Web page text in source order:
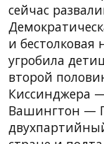
сейчас
и бестолковая
угробила
второй
Киссинджера
Вашингтон —